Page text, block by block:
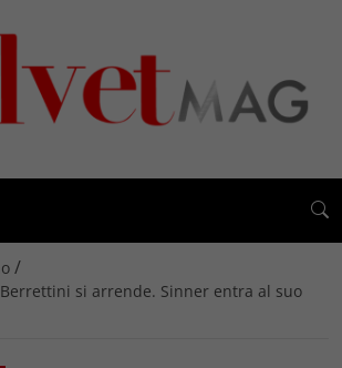
/
si arrende. Sinner entra al suo